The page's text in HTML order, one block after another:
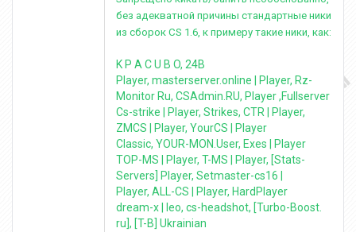
без адекватной причины стандартные ники
из сборок CS 1.6, к примеру такие ники, как:
K P A C U B O, 24B
Player, masterserver.online | Player, Rz-
Monitor Ru, CSAdmin.RU, Player ,Fullserver
Cs-strike | Player, Strikes, CTR | Player,
ZMCS | Player, YourCS | Player
Classic, YOUR-MON.User, Exes | Player
TOP-MS | Player, T-MS | Player, [Stats-
Servers] Player, Setmaster-cs16 |
Player, ALL-CS | Player, HardPlayer
dream-x | leo, cs-headshot, [Turbo-Boost.
ru], [T-B] Ukrainian